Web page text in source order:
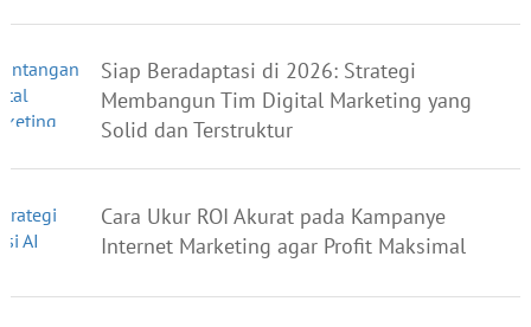
Siap Beradaptasi di 2026: Strategi
Membangun Tim Digital Marketing yang
Solid dan Terstruktur
Cara Ukur ROI Akurat pada Kampanye
Internet Marketing agar Profit Maksimal